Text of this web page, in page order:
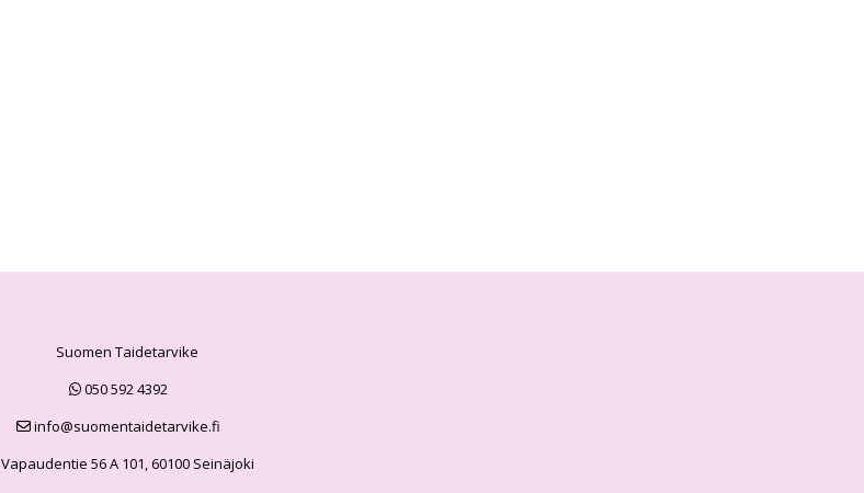
Suomen Taidetarvike
050 592 4392
info@suomentaidetarvike.fi
Vapaudentie 56 A 101, 60100 Seinäjoki